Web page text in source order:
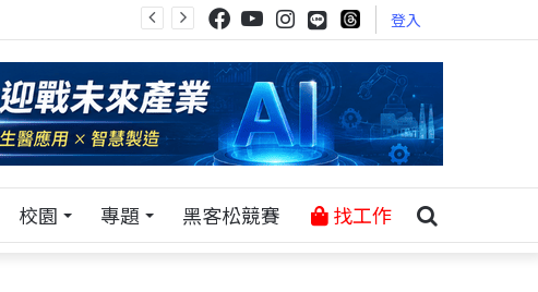
登入
校園 專題 黑客松競賽 找工作